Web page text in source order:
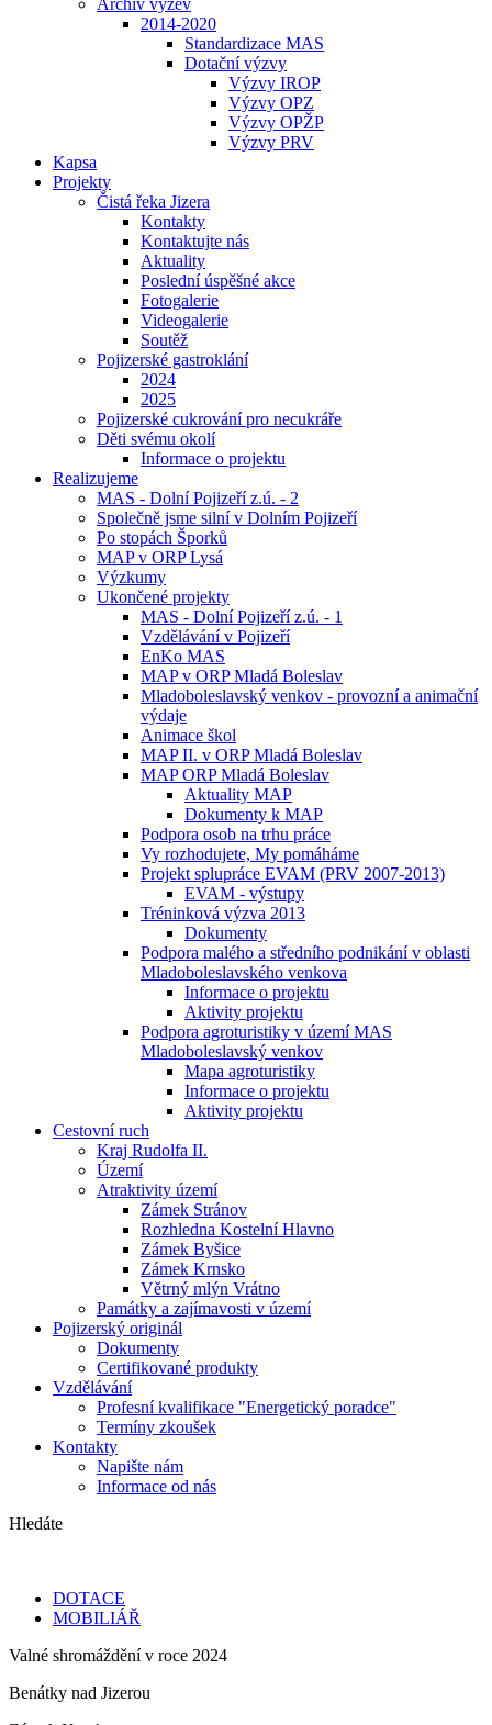
Archiv výzev
2014-2020
Standardizace MAS
Dotační výzvy
Výzvy IROP
Výzvy OPZ
Výzvy OPŽP
Výzvy PRV
Kapsa
Projekty
Čistá řeka Jizera
Kontakty
Kontaktujte nás
Aktuality
Poslední úspěšné akce
Fotogalerie
Videogalerie
Soutěž
Pojizerské gastroklání
2024
2025
Pojizerské cukrování pro necukráře
Děti svému okolí
Informace o projektu
Realizujeme
MAS - Dolní Pojizeří z.ú. - 2
Společně jsme silní v Dolním Pojizeří
Po stopách Šporků
MAP v ORP Lysá
Výzkumy
Ukončené projekty
MAS - Dolní Pojizeří z.ú. - 1
Vzdělávání v Pojizeří
EnKo MAS
MAP v ORP Mladá Boleslav
Mladoboleslavský venkov - provozní a animační
výdaje
Animace škol
MAP II. v ORP Mladá Boleslav
MAP ORP Mladá Boleslav
Aktuality MAP
Dokumenty k MAP
Podpora osob na trhu práce
Vy rozhodujete, My pomáháme
Projekt splupráce EVAM (PRV 2007-2013)
EVAM - výstupy
Tréninková výzva 2013
Dokumenty
Podpora malého a středního podnikání v oblasti
Mladoboleslavského venkova
Informace o projektu
Aktivity projektu
Podpora agroturistiky v území MAS
Mladoboleslavský venkov
Mapa agroturistiky
Informace o projektu
Aktivity projektu
Cestovní ruch
Kraj Rudolfa II.
Území
Atraktivity území
Zámek Stránov
Rozhledna Kostelní Hlavno
Zámek Byšice
Zámek Krnsko
Větrný mlýn Vrátno
Památky a zajímavosti v území
Pojizerský originál
Dokumenty
Certifikované produkty
Vzdělávání
Profesní kvalifikace "Energetický poradce"
Termíny zkoušek
Kontakty
Napište nám
Informace od nás
Hledáte
DOTACE
MOBILIÁŘ
Valné shromáždění v roce 2024
Benátky nad Jizerou